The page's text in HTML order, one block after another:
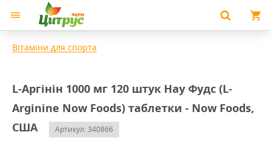
Вітаміни для спорта
L-Аргінін 1000 мг 120 штук Нау Фудс (L-
Arginine Now Foods) таблетки - Now Foods,
США
Артикул: 340866